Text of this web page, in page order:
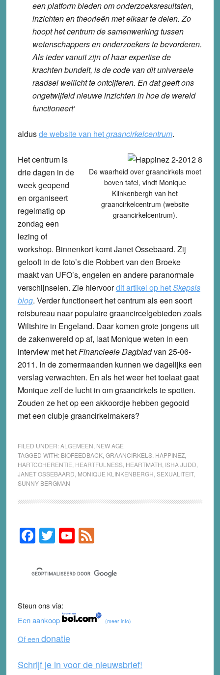
een platform bieden om onderzoeksresultaten,
inzichten en theorieën met elkaar te delen. Zo
hoopt het centrum de samenwerking tussen
wetenschappers en onderzoekers te bevorderen.
Als ieder vanuit zijn of haar expertise de
krachten bundelt, is de code van dit universele
raadsel wellicht te ontcijferen. En dat geeft ons
ongetwijfeld nieuwe inzichten in hoe de wereld
functioneert’
aldusde website van hetgraancirkelcentrum.
De waarheid over graancirkels moet
boven tafel, vindt Monique
Klinkenbergh van het
graancirkelcentrum (website
graancirkelcentrum).
Het centrum is
drie dagen in de
week geopend
en organiseert
regelmatig op
zondag een
lezing of
workshop. Binnenkort komt Janet Ossebaard. Zij
gelooft in de foto’s die Robbert van den Broeke
maakt van UFO’s, engelen en andere paranormale
verschijnselen. Zie hiervoordit artikel op hetSkepsis
blog. Verder functioneert het centrum als een soort
reisbureau naar populaire graancircelgebieden zoals
Wiltshire in Engeland. Daar komen grote jongens uit
de zakenwereld op af, laat Monique weten in een
interview met hetFinancieele Dagbladvan 25-06-
2011. In de zomermaanden kunnen we dagelijks een
verslag verwachten. En als het weer het toelaat gaat
Monique zelf de lucht in om graancirkels te spotten.
Zouden ze het op een akkoordje hebben gegooid
met een clubje graancirkelmakers?
FILED UNDER:ALGEMEEN NEW AGE
TAGGED WITH: BIOFEEDBACK, GRAANCIRKELS, HAPPINEZ,
HARTCOHERENTIE HEARTFULNESS, HEARTMATH ISHA JUDD
JANET OSSEBAARD MONIQUE KLINKENBERGH SEXUALITEIT,
SUNNY BERGMAN
Primary
Sidebar
F
a
c
e
b
o
o
k
T
wi
tt
er
Y
o
u
T
b
e
F
e
d
Steun ons via:
Een aankoop
(meer info)
Of eendonatie
Schrijf je in voor de nieuwsbrief!